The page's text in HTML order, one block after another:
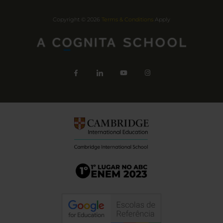
Copyright © 2026 Terms & Conditions Apply